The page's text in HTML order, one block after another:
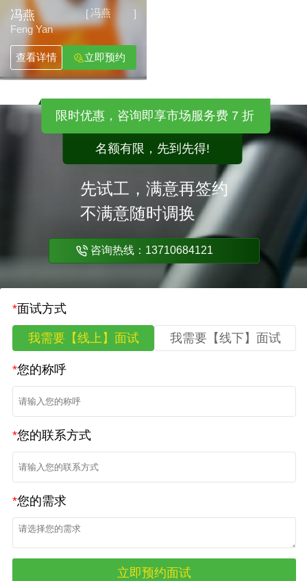
[ 冯燕 ]
冯燕
Feng Yan
查看详情 立即预约
限时优惠，咨询即享市场服务费 7 折
名额有限，先到先得!
先试工，满意再签约
不满意随时调换
咨询热线：13710684121
*面试方式
我需要【线上】面试 我需要【线下】面试
*您的称呼
*您的联系方式
*您的需求